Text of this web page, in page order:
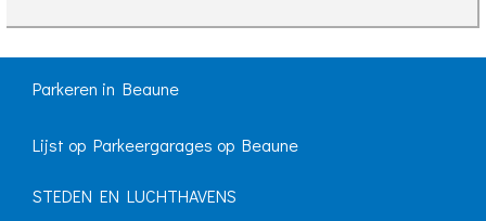
Parkeren in Beaune
Lijst op Parkeergarages op Beaune
STEDEN EN LUCHTHAVENS